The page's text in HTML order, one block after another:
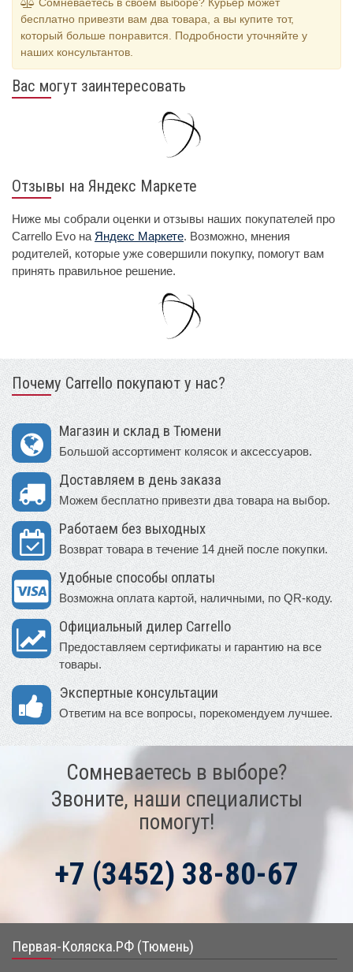
бесплатно привезти вам два товара, а вы купите тот,
который больше понравится. Подробности уточняйте у
наших консультантов.
Вас могут заинтересовать
Отзывы на Яндекс Маркете
Ниже мы собрали оценки и отзывы наших покупателей про
Carrello Evo на Яндекс Маркете. Возможно, мнения
родителей, которые уже совершили покупку, помогут вам
принять правильное решение.
Почему Carrello покупают у нас?
Магазин и склад в Тюмени
Большой ассортимент колясок и аксессуаров.
Доставляем в день заказа
Можем бесплатно привезти два товара на выбор.
Работаем без выходных
Возврат товара в течение 14 дней после покупки.
Удобные способы оплаты
Возможна оплата картой, наличными, по QR-коду.
Официальный дилер Carrello
Предоставляем сертификаты и гарантию на все
товары.
Экспертные консультации
Ответим на все вопросы, порекомендуем лучшее.
Сомневаетесь в выборе?
Звоните, наши специалисты
помогут!
+7 (3452) 38-80-67
Первая-Коляска.РФ (Тюмень)